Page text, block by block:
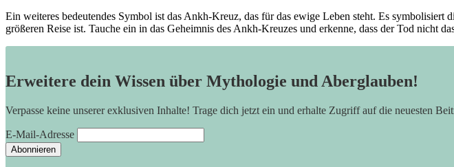
Ein weiteres bedeutendes Symbol ist das Ankh-Kreuz, das für das ewige Leben steht. Es symbolisiert
größeren Reise ist. Tauche ein in das Geheimnis des Ankh-Kreuzes und erkenne, dass der Tod nicht
Erweitere dein Wissen über Mythologie und Aberglauben!
Verpasse keine unserer exklusiven Inhalte! Trage dich jetzt ein und erhalte Zugriff auf die neuesten
E-Mail-Adresse